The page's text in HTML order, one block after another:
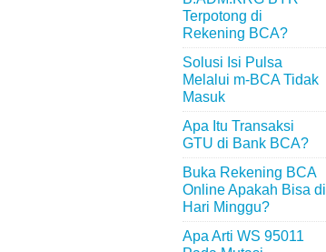
Terpotong di
Rekening BCA?
Solusi Isi Pulsa
Melalui m-BCA Tidak
Masuk
Apa Itu Transaksi
GTU di Bank BCA?
Buka Rekening BCA
Online Apakah Bisa di
Hari Minggu?
Apa Arti WS 95011